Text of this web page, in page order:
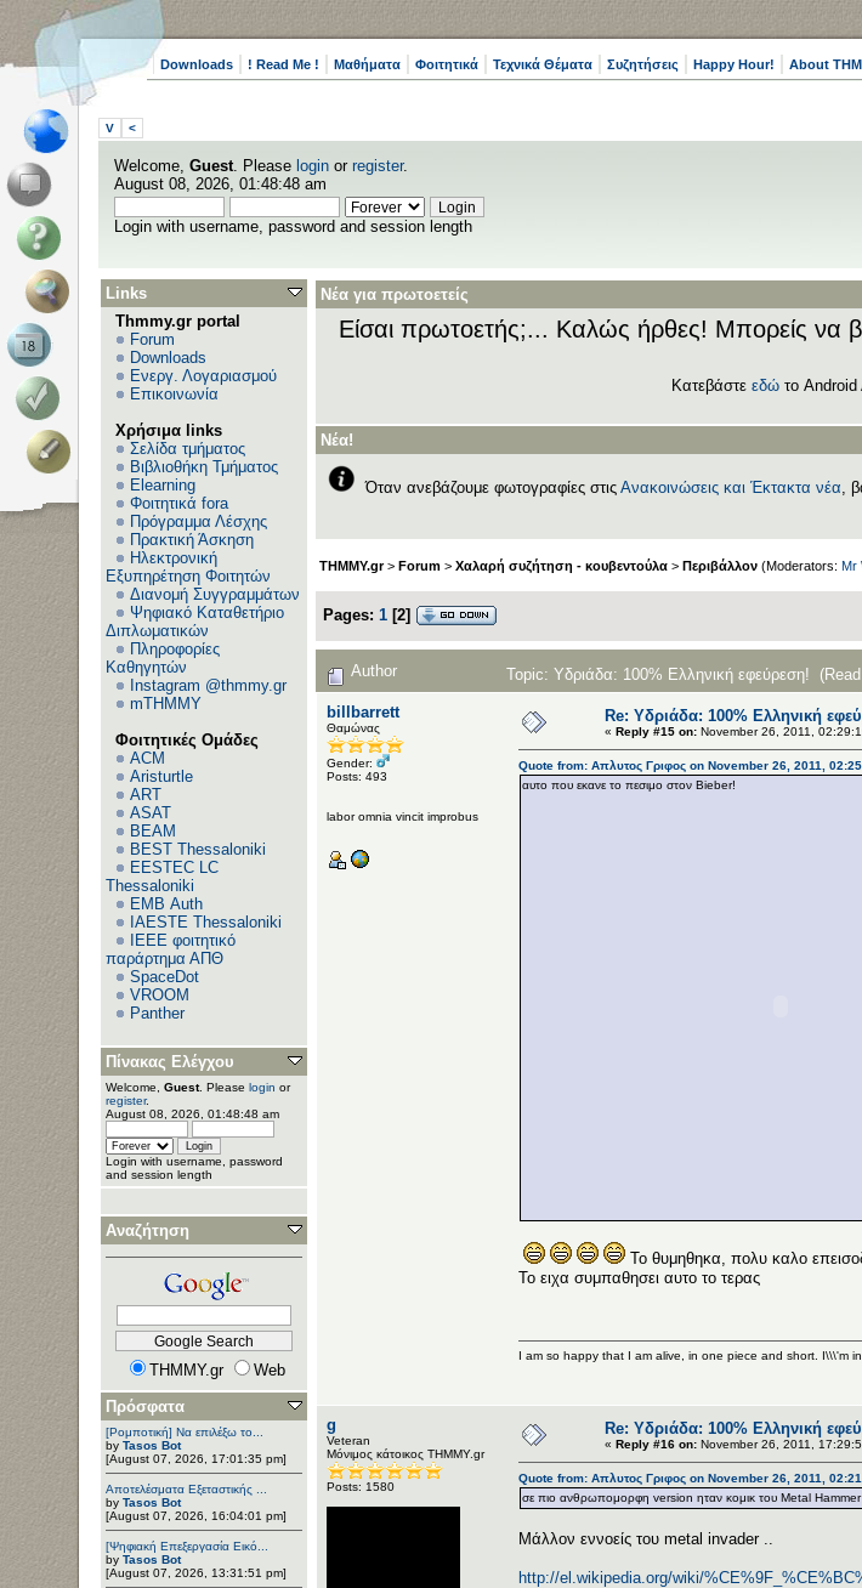
Downloads ! Read Me ! Μαθήματα Φοιτητικά Τεχνικά Θέματα Συζητήσεις Happy Hour! About
V <
Welcome, Guest. Please login or register.
August 08, 2026, 01:48:48 am
Login with username, password and session length
Links
Thmmy.gr portal
Forum
Downloads
Ενεργ. Λογαριασμού
Επικοινωνία
Χρήσιμα links
Σελίδα τμήματος
Βιβλιοθήκη Τμήματος
Elearning
Φοιτητικά fora
Πρόγραμμα Λέσχης
Πρακτική Άσκηση
Ηλεκτρονική
Εξυπηρέτηση Φοιτητών
Διανομή Συγγραμμάτων
Ψηφιακό Καταθετήριο
Διπλωματικών
Πληροφορίες
Καθηγητών
Instagram @thmmy.gr
mTHMMY
Φοιτητικές Ομάδες
ACM
Aristurtle
ART
ASAT
BEAM
BEST Thessaloniki
EESTEC LC
Thessaloniki
EΜΒ Auth
IAESTE Thessaloniki
IEEE φοιτητικό
παράρτημα ΑΠΘ
SpaceDot
VROOM
Panther
Πίνακας Ελέγχου
Welcome, Guest. Please login or
register.
August 08, 2026, 01:48:48 am
Login with username, password
and session length
Αναζήτηση
THMMY.gr
Web
Πρόσφατα
[Ρομποτική] Να επιλέξω το...
by Tasos Bot
[August 07, 2026, 17:01:35 pm]
Αποτελέσματα Εξεταστικής ...
by Tasos Bot
[August 07, 2026, 16:04:01 pm]
[Ψηφιακή Επεξεργασία Εικό...
by Tasos Bot
[August 07, 2026, 13:31:51 pm]
Νέα για πρωτοετείς
Είσαι πρωτοετής;... Καλώς ήρθες! Μπορείς να
Κατεβάστε εδώ το
Νέα!
Όταν ανεβάζουμε φωτογραφίες στις Ανακοινώσεις και Έκτακτα νέα,
THMMY.gr> Forum > Χαλαρή συζήτηση - κουβεντούλα > Περιβάλλον (Moderators: Mr
Pages: 1 [2]
Author Topic: Υδριάδα: 100% Eλληνική εφεύρεση!
billbarrett
Θαμώνας
Gender:
Posts: 493
labor omnia vincit improbus
Re: Υδριάδα: 100% Eλληνική
« Reply #15 on: November 26, 2011,
Quote from: Απλυτος Γριφος on November 26, 2011,
αυτο που εκανε το πεσιμο στον Bieber!
Το θυμηθηκα, πολυ καλο
Το ειχα συμπαθησει αυτο το τερας
I am so happy that I am alive, in one piece and short. I\\\'m
g
Veteran
Μόνιμος κάτοικος ΤΗΜΜΥ.gr
Posts: 1580
Re: Υδριάδα: 100% Eλληνική
« Reply #16 on: November 26, 2011,
Quote from: Απλυτος Γριφος on November 26, 2011,
σε πιο ανθρωπομορφη version ηταν κομικ του Metal Hammer
Μάλλον εννοείς του metal invader ..
http://el.wikipedia.org/wiki/